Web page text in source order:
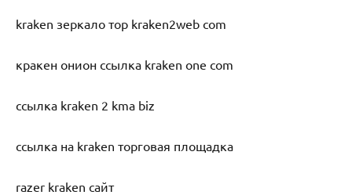
kraken зеркало тор kraken2web com
кракен онион ссылка kraken one com
ссылка kraken 2 kma biz
ссылка на kraken торговая площадка
razer kraken сайт